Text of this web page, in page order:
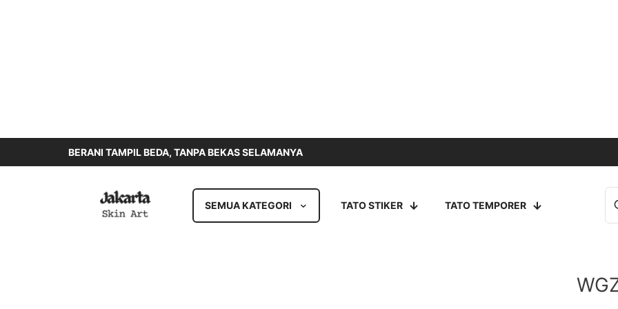
BERANI TAMPIL BEDA, TANPA BEKAS SELAMANYA
SEMUA KATEGORI TATO STIKER TATO TEMPORER